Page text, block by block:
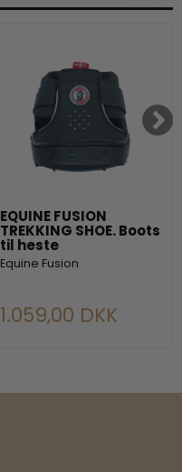
EQUINE FUSION
TREKKING SHOE. Boots
til heste
Equine Fusion
1.059,00 DKK